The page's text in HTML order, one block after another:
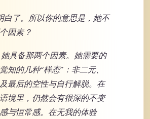
白了。所以你的意思是，她不
因素？
她具备那两个因素。她需要的
知的几种“样态”：非二元、
最后的空性与自行解脱。在
境里，仍然会有很深的不变
与恒常感。在无我的体验